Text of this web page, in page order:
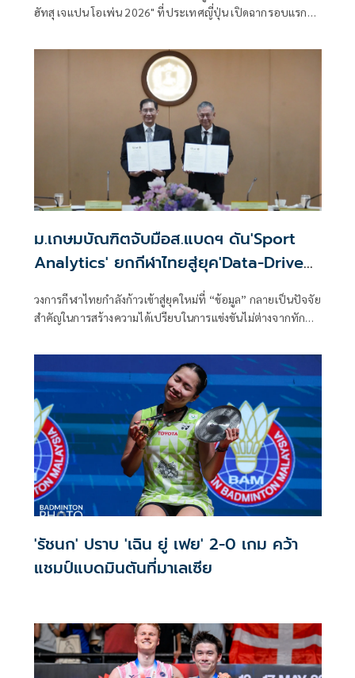
ฮัทสุ เจแปน โอเพ่น 2026" ที่ประเทศญี่ปุ่น เปิดฉากรอบแรก
ม.เกษมบัณฑิตจับมือส.แบดฯ ดัน'Sport
Analytics' ยกกีฬาไทยสู่ยุค'Data-Driven
วงการกีฬาไทยกำลังก้าวเข้าสู่ยุคใหม่ที่ “ข้อมูล” กลายเป็นปัจจัย
สำคัญในการสร้างความได้เปรียบในการแข่งขันไม่ต่างจากทักษะ
มิถุนายน 2569 ที่ผ่านมา คณะวิทยาศาสตร์การกีฬา
มหาวิทยาลัยเกษมบัณฑิต ได้ลงนามบันทึกข้อตกลงความร่วมมือ
ทางวิชาการ (MOU) กับสมาคมกีฬาแบดมินตันแห่ง
ประเทศไทย ในพระบรมราชูปถัมภ์ เพื่อร่วมกันพัฒนางานวิจัย
การเรียนการสอน และนวัตกรรมด้านวิทยาศาสตร์การกีฬาและ
Sport Analytics
'รัชนก' ปราบ 'เฉิน ยู่ เฟย' 2-0 เกม คว้า
แชมป์แบดมินตันที่มาเลเซีย